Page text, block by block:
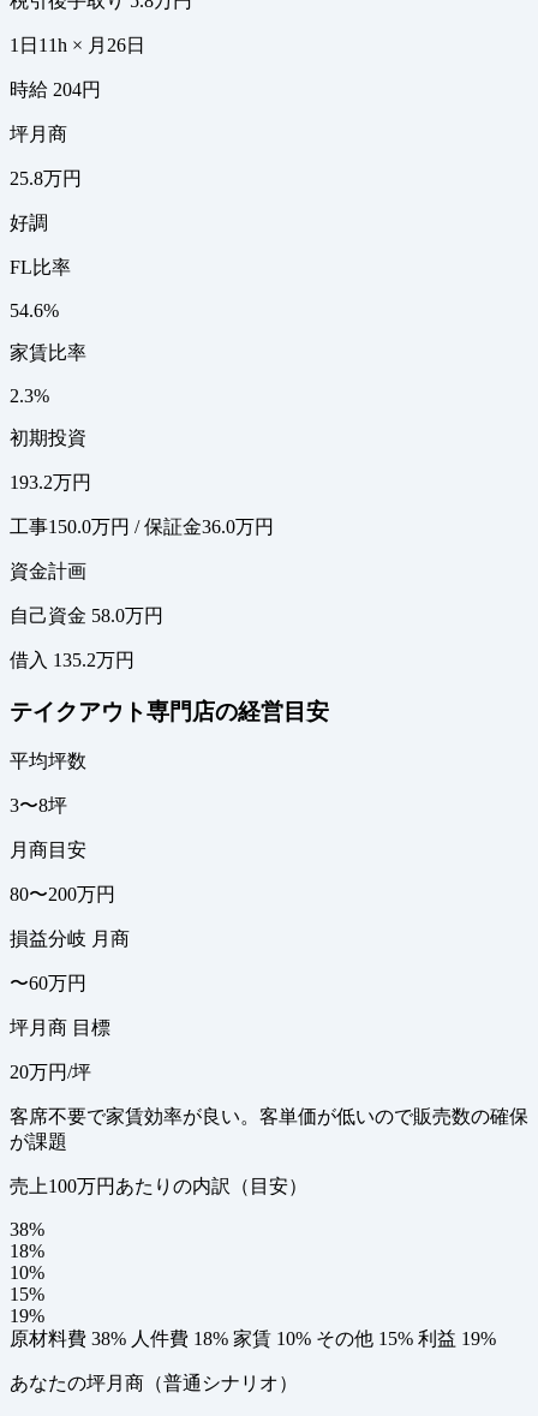
1日11h × 月26日
時給 204円
坪月商
25.8万円
好調
FL比率
54.6%
家賃比率
2.3%
初期投資
193.2万円
工事150.0万円 / 保証金36.0万円
資金計画
自己資金 58.0万円
借入 135.2万円
テイクアウト専門店の経営目安
平均坪数
3〜8坪
月商目安
80〜200万円
損益分岐 月商
〜60万円
坪月商 目標
20万円/坪
客席不要で家賃効率が良い。客単価が低いので販売数の確保
が課題
売上100万円あたりの内訳（目安）
38%
18%
10%
15%
19%
原材料費 38% 人件費 18% 家賃 10% その他 15% 利益 19%
あなたの坪月商（普通シナリオ）